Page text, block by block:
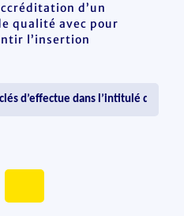
d’un
qualité avec pour
l’insertion